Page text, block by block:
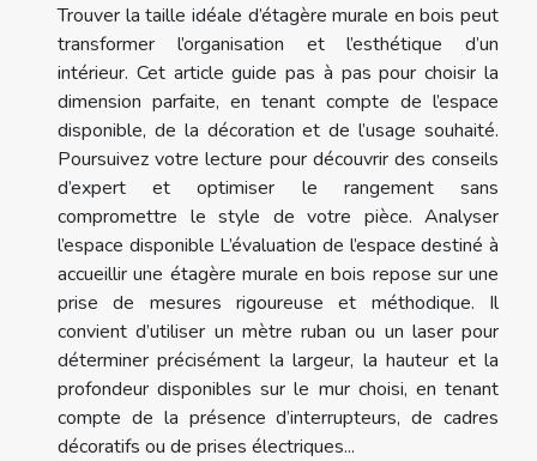
Trouver la taille idéale d’étagère murale en bois peut
transformer l’organisation et l’esthétique d’un
intérieur. Cet article guide pas à pas pour choisir la
dimension parfaite, en tenant compte de l’espace
disponible, de la décoration et de l’usage souhaité.
Poursuivez votre lecture pour découvrir des conseils
d’expert et optimiser le rangement sans
compromettre le style de votre pièce. Analyser
l’espace disponible L’évaluation de l’espace destiné à
accueillir une étagère murale en bois repose sur une
prise de mesures rigoureuse et méthodique. Il
convient d’utiliser un mètre ruban ou un laser pour
déterminer précisément la largeur, la hauteur et la
profondeur disponibles sur le mur choisi, en tenant
compte de la présence d’interrupteurs, de cadres
décoratifs ou de prises électriques...